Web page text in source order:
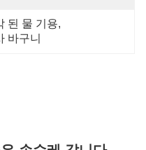
된 물 기용,
바구니